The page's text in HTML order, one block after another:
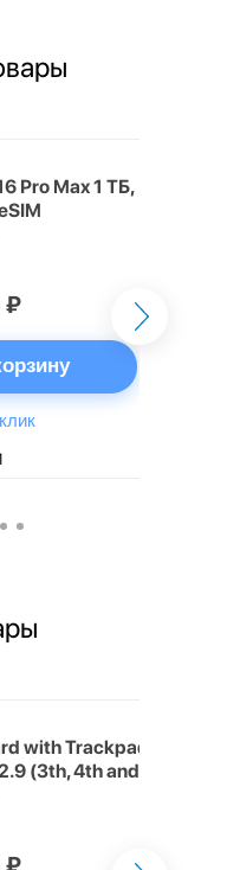
Pro Max 1 ТБ,
₽
with Trackpad
(3th, 4th and
русская,